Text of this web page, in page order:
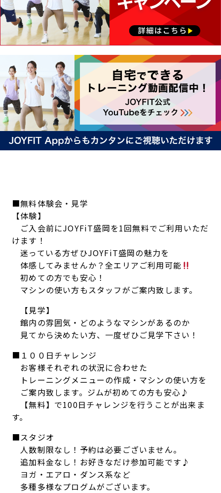
■無料体験会・見学
【体験】
ご入会前にJOYFiT盛岡を1回無料でご利用いただ
けます！
迷っている方ぜひJOYFiT盛岡の魅力を
体感してみませんか？全エリアご利用可能
初めての方でも安心！
マシンの使い方もスタッフがご案内致します。
【見学】
館内の雰囲気・どのようなマシンがあるのか
見てから決めたい方、一度ぜひご見学下さい！
■１００日チャレンジ
お客様それぞれの状況に合わせた
トレーニングメニューの作成・マシンの使い方を
ご案内致します。ジムが初めての方も安心♪
【無料】で100日チャレンジを行うことが出来ま
す。
■スタジオ
人数制限なし！予約は必要ございません。
追加料金なし！お好きなだけ参加可能です♪
ヨガ・エアロ・ダンス系など
多種多様なプログムがございます。